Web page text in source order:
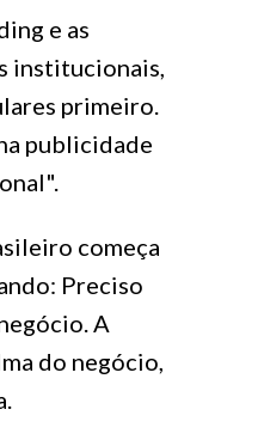
e as
institucionais,
primeiro.
publicidade
começa
Preciso
A
do negócio,